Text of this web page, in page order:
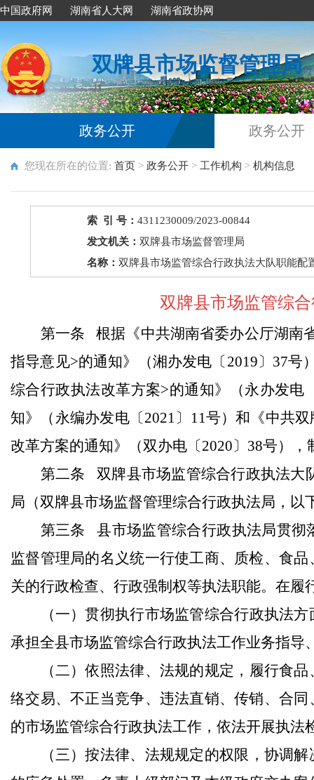
中国政府网 湖南省人大网 湖南省政协网
双牌县市场监督管理局
政务公开 政务公开
您现在所在的位置: 首页 > 政务公开 > 工作机构 > 机构信息
索 引 号：4311230009/2023-00844
发文机关：双牌县市场监督管理局
名称：双牌县市场监管综合行政执法大队职能配
双牌县市场监管综
第一条
根据《中共湖南省委办公厅湖南
指导意见>的通知》（湘办发电〔 2019〕 37号
综合行政执法改革方案>的通知》（永办发电
知》（永编办发电〔2021〕 11号）和《中共
改革方案的通知》（双办电〔2020〕 38号），
第二条
双牌县市场监管综合行政执法大
局（双牌县市场监督管理综合行政执法局，以
第三条
县市场监管综合行政执法局贯
监督管理局的名义统一行使工商、质检、食
关的行政检查、行政强制权等执法职能。在
（一）贯彻执行市场监管综合行政执法
承担全县市场监管综合行政执法工作业务指导
（二）依照法律、法规的规定，履行食
络交易、不正当竞争、违法直销、传销、合
的市场监管综合行政执法工作，依法开展执法
（三）按法律、法规规定的权限，协调